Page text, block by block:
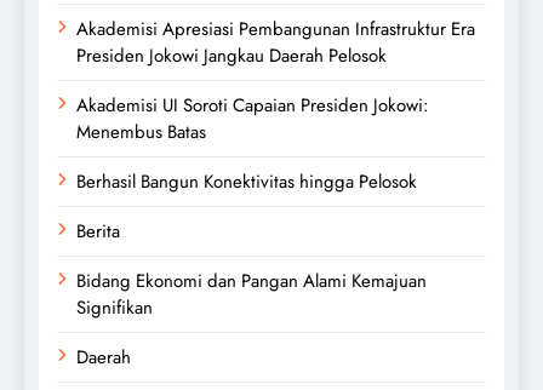
Akademisi Apresiasi Pembangunan Infrastruktur Era
Presiden Jokowi Jangkau Daerah Pelosok
Akademisi UI Soroti Capaian Presiden Jokowi:
Menembus Batas
Berhasil Bangun Konektivitas hingga Pelosok
Berita
Bidang Ekonomi dan Pangan Alami Kemajuan
Signifikan
Daerah